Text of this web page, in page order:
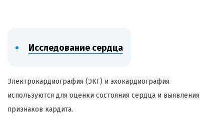
Исследование сердца
Электрокардиография (ЭКГ) и эхокардиография
используются для оценки состояния сердца и выявления
признаков кардита.